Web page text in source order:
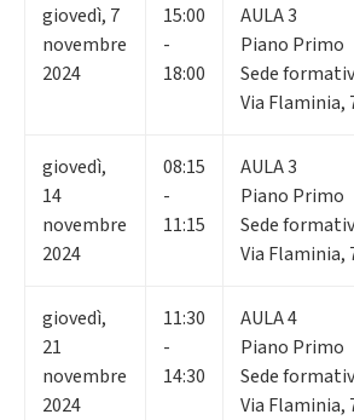
giovedì, 7
novembre
2024
15:00
-
18:00
AULA 3
Piano Primo
Sede
Via Flaminia,
giovedì,
14
novembre
2024
08:15
-
11:15
AULA 3
Piano Primo
Sede
Via Flaminia,
giovedì,
21
novembre
2024
11:30
-
14:30
AULA 4
Piano Primo
Sede
Via Flaminia,